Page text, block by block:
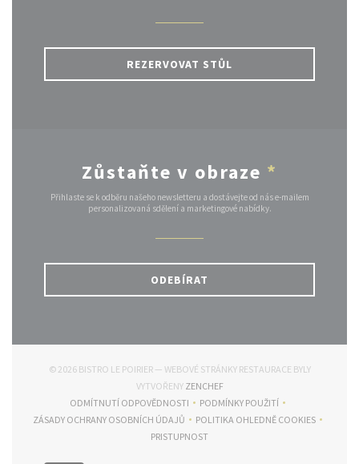
REZERVOVAT STŮL
Zůstaňte v obraze *
Přihlaste se k odběru našeho newsletteru a dostávejte od nás e-mailem
personalizovaná sdělení a marketingové nabídky.
ODEBÍRAT
© 2026 BISTRO LE POIRIER — WEBOVÉ STRÁNKY RESTAURACE BYLY
VYTVOŘENY ZENCHEF((OTEVŘE SE V NOVÉM OKNĚ))
ODMÍTNUTÍ ODPOVĚDNOSTI
((OTEVŘE SE V NOVÉM OKNĚ))
PODMÍNKY POUŽITÍ
((OTEVŘE SE V NOVÉM
ZÁSADY OCHRANY OSOBNÍCH ÚDAJŮ
((OTEVŘE SE V NOVÉM OKNĚ))
POLITIKA OHLEDNĚ COOKIES
((OTEVŘE SE V NOVÉM
PRISTUPNOST
((OTEVŘE SE V NOVÉM OKNĚ))